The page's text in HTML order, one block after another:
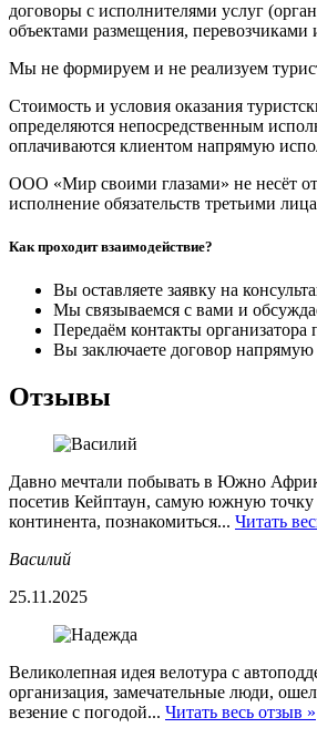
договоры с исполнителями услуг
объектами размещения, перевозчиками
Мы не формируем и не реализуем
Стоимость и условия оказания
определяются непосредственным
оплачиваются клиентом напрямую
ООО «Мир своими глазами» не несёт
исполнение обязательств третьими
Как проходит взаимодействие?
Вы оставляете заявку на
Мы связываемся с вами и
Передаём контакты
Вы заключаете договор
Отзывы
Давно мечтали побывать в Южно
посетив Кейптаун, самую южную
континента, познакомиться... Читать
Василий
25.11.2025
Великолепная идея велотура с
организация, замечательные люди,
везение с погодой... Читать весь отзыв »